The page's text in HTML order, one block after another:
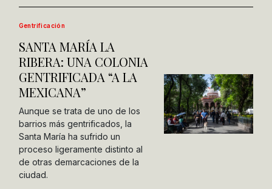
Gentrificación
SANTA MARÍA LA
RIBERA: UNA COLONIA
GENTRIFICADA “A LA
MEXICANA”
Aunque se trata de uno de los
barrios más gentrificados, la
Santa María ha sufrido un
proceso ligeramente distinto al
de otras demarcaciones de la
ciudad.